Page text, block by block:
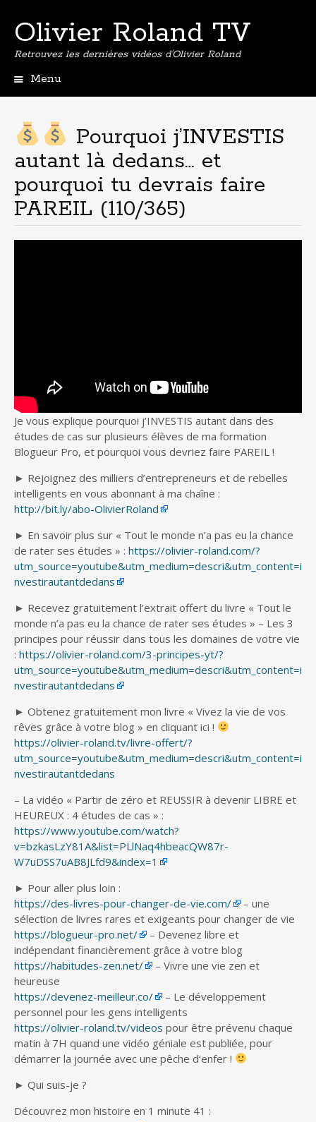
Olivier Roland TV
Retrouvez les dernières vidéos d'Olivier Roland
Menu
contenu
principal
Pourquoi j’INVESTIS
autant là dedans… et
pourquoi tu devrais faire
PAREIL (110/365)
Je vous explique pourquoi j’INVESTIS autant dans des
études de cas sur plusieurs élèves de ma formation
Blogueur Pro, et pourquoi vous devriez faire PAREIL !
► Rejoignez des milliers d’entrepreneurs et de rebelles
intelligents en vous abonnant à ma chaîne :
http://bit.ly/abo-OlivierRoland
► En savoir plus sur « Tout le monde n’a pas eu la chance
de rater ses études » : https://olivier-roland.com/?
utm_source=youtube&utm_medium=descri&utm_content=i
nvestirautantdedans
► Recevez gratuitement l’extrait offert du livre « Tout le
monde n’a pas eu la chance de rater ses études » – Les 3
principes pour réussir dans tous les domaines de votre vie
: https://olivier-roland.com/3-principes-yt/?
utm_source=youtube&utm_medium=descri&utm_content=i
nvestirautantdedans
► Obtenez gratuitement mon livre « Vivez la vie de vos
rêves grâce à votre blog » en cliquant ici !
https://olivier-roland.tv/livre-offert/?
utm_source=youtube&utm_medium=descri&utm_content=i
nvestirautantdedans
– La vidéo « Partir de zéro et REUSSIR à devenir LIBRE et
HEUREUX : 4 études de cas » :
https://www.youtube.com/watch?
v=bzkasLzY81A&list=PLlNaq4hbeacQW87r-
W7uDSS7uAB8JLfd9&index=1
► Pour aller plus loin :
https://des-livres-pour-changer-de-vie.com/
– une
sélection de livres rares et exigeants pour changer de vie
https://blogueur-pro.net/
– Devenez libre et
indépendant financièrement grâce à votre blog
https://habitudes-zen.net/
– Vivre une vie zen et
heureuse
https://devenez-meilleur.co/
– Le développement
personnel pour les gens intelligents
https://olivier-roland.tv/videos pour être prévenu chaque
matin à 7H quand une vidéo géniale est publiée, pour
démarrer la journée avec une pêche d’enfer !
► Qui suis-je ?
Découvrez mon histoire en 1 minute 41 :